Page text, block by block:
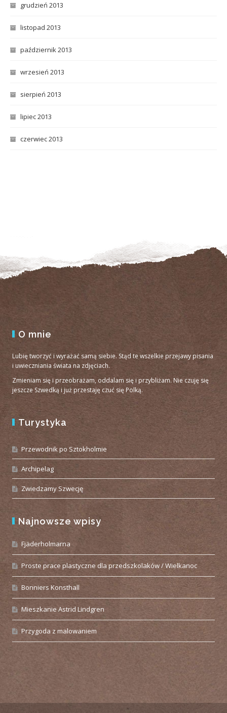
grudzień 2013
listopad 2013
październik 2013
wrzesień 2013
sierpień 2013
lipiec 2013
czerwiec 2013
O mnie
Lubię tworzyć i wyrażać samą siebie. Stąd te wszelkie przejawy pisania
i uwieczniania świata na zdjęciach.
Zmieniam się i przeobrażam, oddalam się i przybliżam. Nie czuję się
jeszcze Szwedką i już przestaję czuć się Polką.
Turystyka
Przewodnik po Sztokholmie
Archipelag
Zwiedzamy Szwecję
Najnowsze wpisy
Fjäderholmarna
Proste prace plastyczne dla przedszkolaków / Wielkanoc
Bonniers Konsthall
Mieszkanie Astrid Lindgren
Przygoda z malowaniem